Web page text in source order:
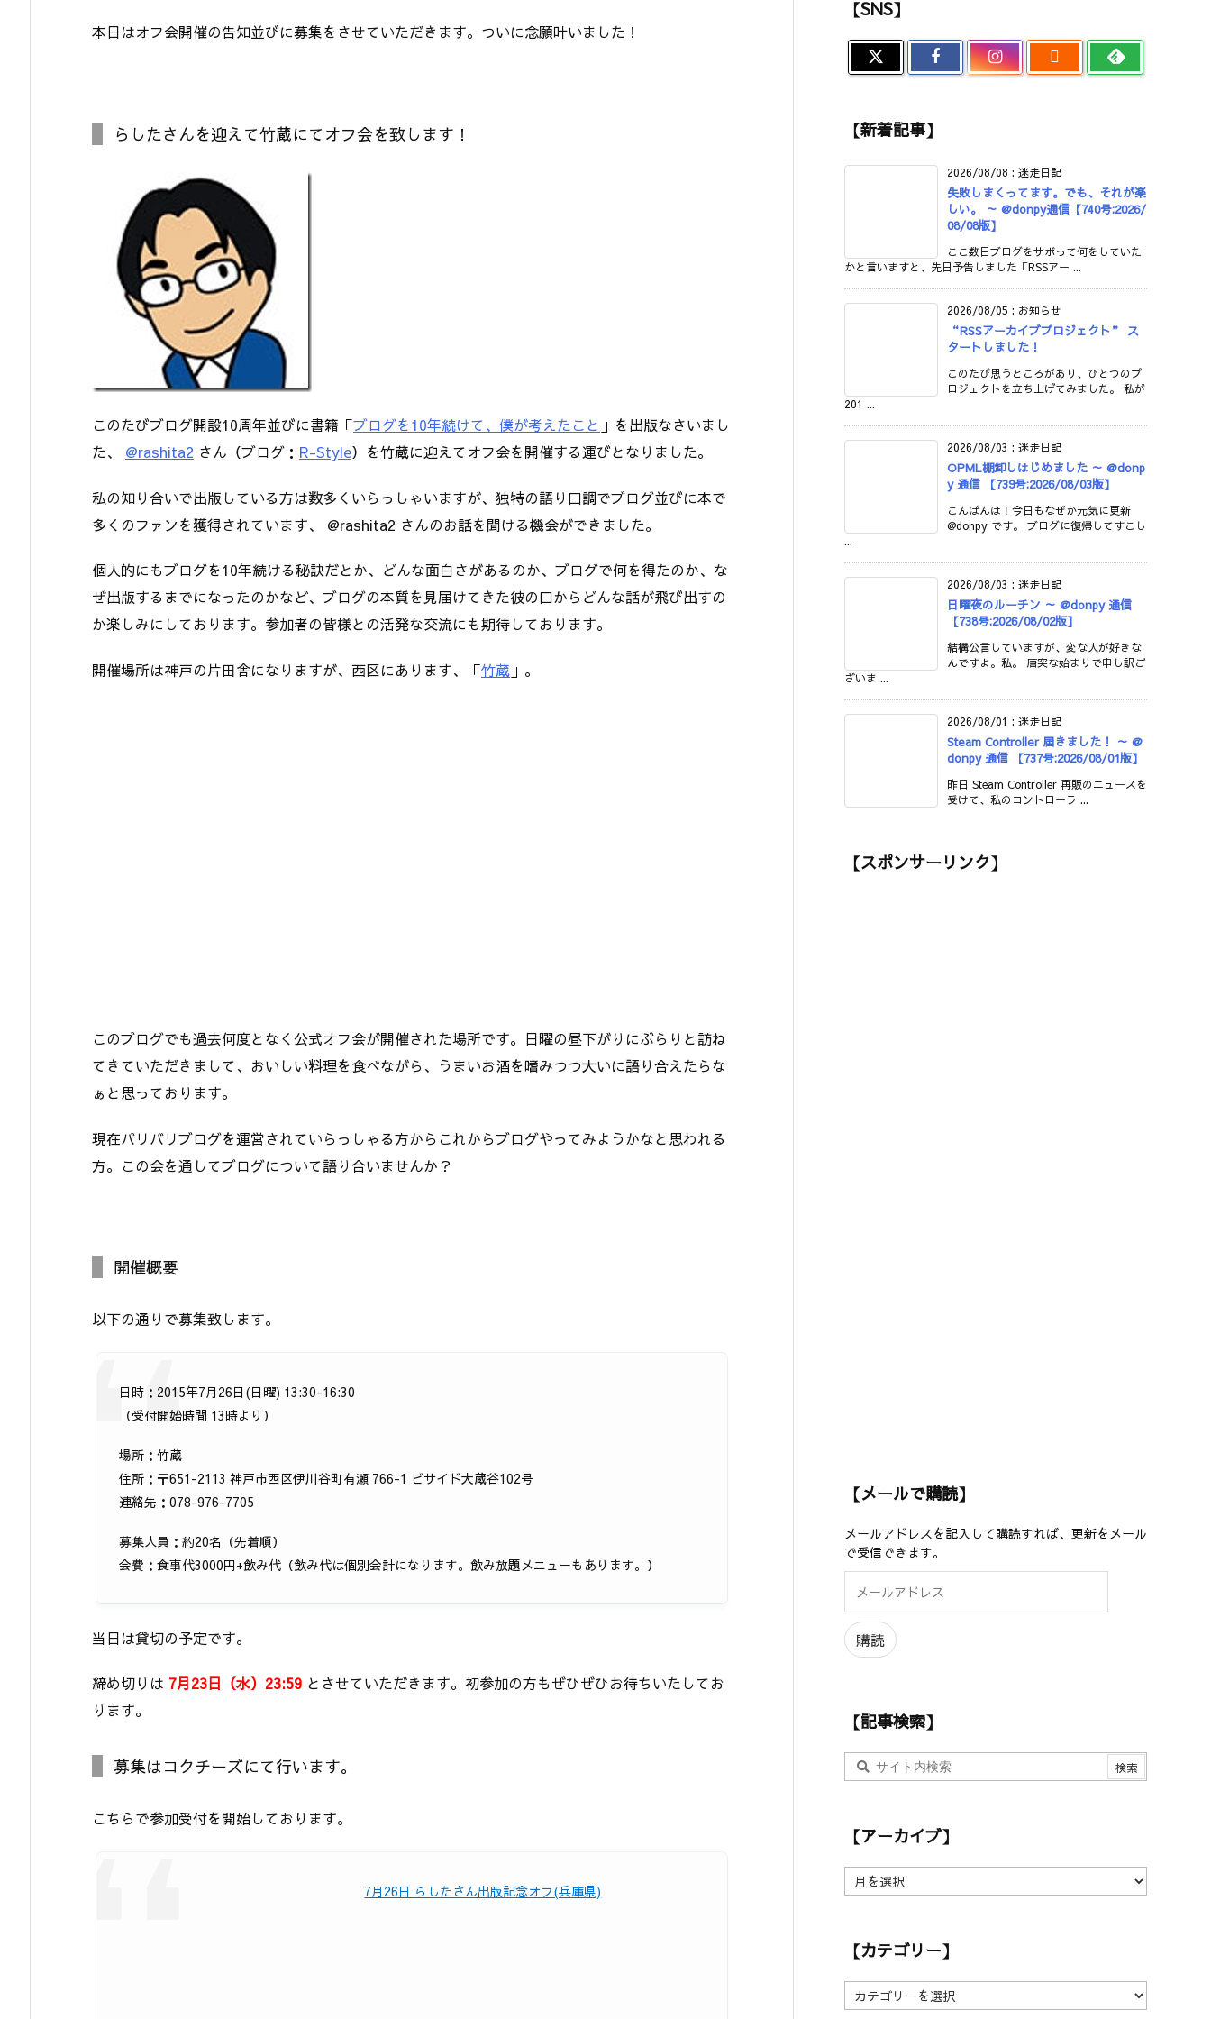
本日はオフ会開催の告知並びに募集をさせていただきます。ついに念願叶いました！
らしたさんを迎えて竹蔵にてオフ会を致します！
このたびブログ開設10周年並びに書籍「ブログを10年続けて、僕が考えたこと 」を出版なさいまし
た、 @rashita2 さん（ブログ： R-Style）を竹蔵に迎えてオフ会を開催する運びとなりました。
私の知り合いで出版している方は数多くいらっしゃいますが、独特の語り口調でブログ並びに本で
多くのファンを獲得されています、 @rashita2 さんのお話を聞ける機会ができました。
個人的にもブログを10年続ける秘訣だとか、どんな面白さがあるのか、ブログで何を得たのか、な
ぜ出版するまでになったのかなど、ブログの本質を見届けてきた彼の口からどんな話が飛び出すの
か楽しみにしております。参加者の皆様との活発な交流にも期待しております。
開催場所は神戸の片田舎になりますが、西区にあります、「竹蔵 」。
このブログでも過去何度となく公式オフ会が開催された場所です。日曜の昼下がりにぶらりと訪ね
てきていただきまして、おいしい料理を食べながら、うまいお酒を嗜みつつ大いに語り合えたらな
ぁと思っております。
現在バリバリブログを運営されていらっしゃる方からこれからブログやってみようかなと思われる
方。この会を通してブログについて語り合いませんか？
開催概要
以下の通りで募集致します。
日時：2015年7月26日(日曜) 13:30-16:30
（受付開始時間 13時より）
場所：竹蔵
住所：〒651-2113 神戸市西区伊川谷町有瀬 766-1 ビサイド大蔵谷102号
連絡先：078-976-7705
募集人員：約20名（先着順）
会費：食事代3000円+飲み代（飲み代は個別会計になります。飲み放題メニューもあります。）
当日は貸切の予定です。
締め切りは 7月23日（水）23:59 とさせていただきます。初参加の方もぜひぜひお待ちいたしてお
ります。
募集はコクチーズにて行います。
こちらで参加受付を開始しております。
7月26日 らしたさん出版記念オフ(兵庫県)
【SNS】

【新着記事】
2026/08/08 : 迷走日記
失敗しまくってます。でも、それが楽
しい。 ～ @donpy通信【740号:2026/
08/08版】
ここ数日ブログをサボって何をしていた
かと言いますと、先日予告しました「RSSアー ...
2026/08/05 : お知らせ
“RSSアーカイブプロジェクト” ス
タートしました！
このたび思うところがあり、ひとつのプ
ロジェクトを立ち上げてみました。 私が
201 ...
2026/08/03 : 迷走日記
OPML棚卸しはじめました ～ @donp
y 通信 【739号:2026/08/03版】
こんばんは！今日もなぜか元気に更新
@donpy です。 ブログに復帰してすこし
...
2026/08/03 : 迷走日記
日曜夜のルーチン ～ @donpy 通信
【738号:2026/08/02版】
結構公言していますが、変な人が好きな
んですよ。私。 唐突な始まりで申し訳ご
ざいま ...
2026/08/01 : 迷走日記
Steam Controller 届きました！ ～ @
donpy 通信 【737号:2026/08/01版】
昨日 Steam Controller 再販のニュースを
受けて、私のコントローラ ...
【スポンサーリンク】
【メールで購読】
メールアドレスを記入して購読すれば、更新をメール
で受信できます。
ル
ア
ド
購読
【記事検索】
【アーカイブ】
ア
イ
】
【カテゴリー】
【
カ